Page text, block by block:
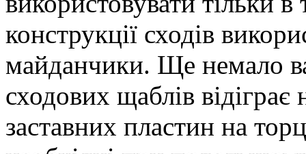
конструкції сходів
майданчики. Ще немало
сходових щаблів відіграє
заставних пластин на